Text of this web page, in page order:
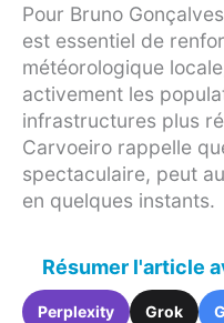
Pour Bruno
est essentiel de
météorologique
activement les
infrastructures plus
Carvoeiro rappelle
spectaculaire, peut
en quelques instants.
Résumer l'article
Perplexity Grok